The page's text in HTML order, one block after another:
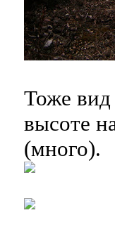
Тоже
высоте
(много).